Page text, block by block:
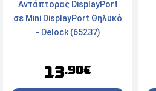
Αντάπτορας DisplayPort
σε Mini DisplayPort Θηλυκό
- Delock (65237)
13.90€